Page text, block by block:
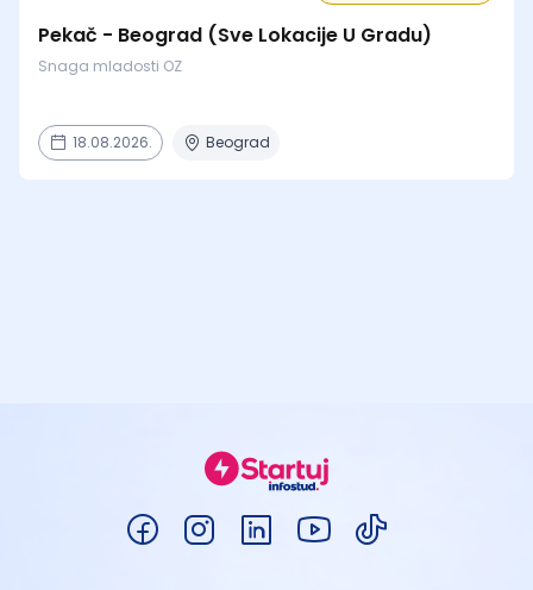
Pekač - Beograd (Sve Lokacije U Gradu)
Snaga mladosti OZ
18.08.2026. Beograd